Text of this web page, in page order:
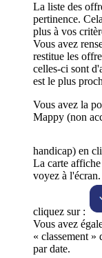
La liste des
pertinence.
plus à vos
Vous avez
restitue les
celles-ci sont
est le plus
Vous avez la
Mappy (non
handicap) en
La carte
voyez à
cliquez sur :
Vous avez
« classement »
par date.